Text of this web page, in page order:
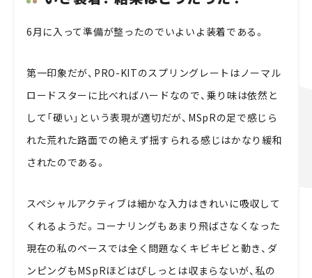
6月に入って準備が整ったのでいよいよ装着である。
第一印象だが、PRO-KITのスプリングレートはノーマル
ロードスターに比べればハードなので、乗り味は依然と
して「硬い」という表現が適切だが、MSpRの足で感じら
れた荒れた路面での絶えず揺すられる感じはかなり緩和
されたのである。
スペシャルアクティブは細かな入力はきれいに吸収して
くれるようだ。コーナリングもあまり飛ばさなくなった
現在の私のペースでは全く問題なくキビキビと動き、ダ
ンピングもMSpRほどはぴしっとは収まらないが、私の